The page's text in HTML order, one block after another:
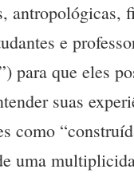
antropológicas,
e
para que eles
suas
como
uma